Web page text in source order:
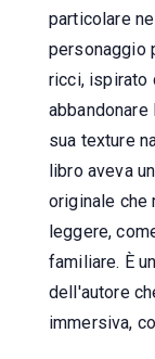
particolare
personaggio
ricci, ispirato
sua texture
libro aveva
originale che
leggere,
familiare. È
dell'autore
immersiva,